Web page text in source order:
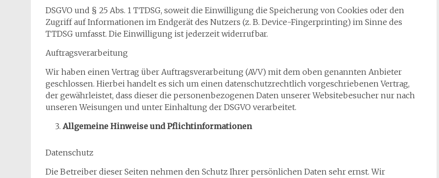
DSGVO und § 25 Abs. 1 TTDSG, soweit die Einwilligung die Speicherung von Cookies oder den
Zugriff auf Informationen im Endgerät des Nutzers (z. B. Device-Fingerprinting) im Sinne des
TTDSG umfasst. Die Einwilligung ist jederzeit widerrufbar.
Auftragsverarbeitung
Wir haben einen Vertrag über Auftragsverarbeitung (AVV) mit dem oben genannten Anbieter
geschlossen. Hierbei handelt es sich um einen datenschutzrechtlich vorgeschriebenen Vertrag,
der gewährleistet, dass dieser die personenbezogenen Daten unserer Websitebesucher nur nach
unseren Weisungen und unter Einhaltung der DSGVO verarbeitet.
Allgemeine Hinweise und Pflichtinformationen
Datenschutz
Die Betreiber dieser Seiten nehmen den Schutz Ihrer persönlichen Daten sehr ernst. Wir